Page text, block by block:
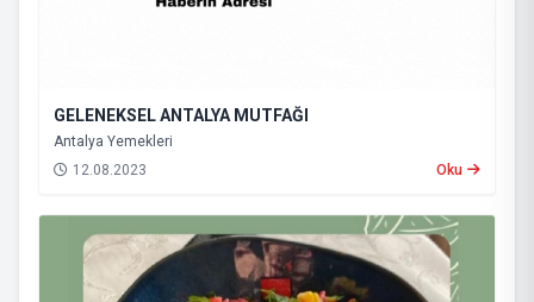
GELENEKSEL ANTALYA MUTFAĞI
Antalya Yemekleri
12.08.2023
Oku